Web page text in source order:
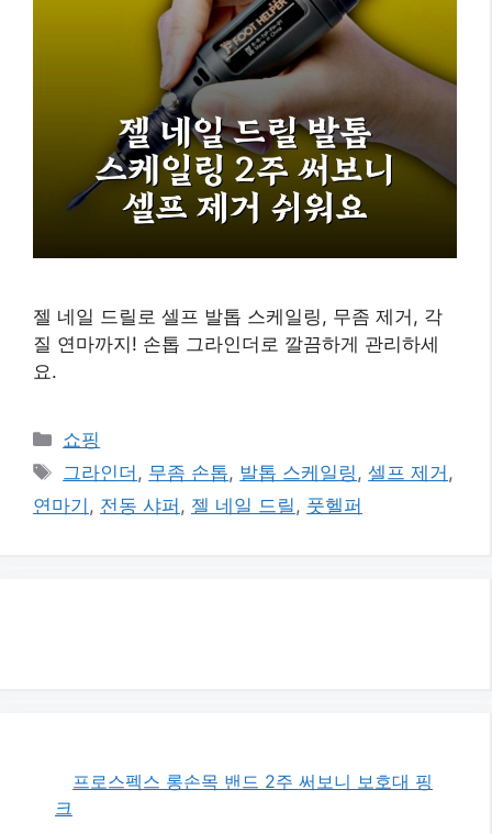
젤 네일 드릴로 셀프 발톱 스케일링, 무좀 제거, 각
질 연마까지! 손톱 그라인더로 깔끔하게 관리하세
요.
카
테
리
쇼핑
태
그
그라인더 , 무좀 손톱, 발톱 스케일링 ,셀프 제거 ,
연마기 , 전동 샤퍼 , 젤 네일 드릴 , 풋헬퍼
프로스펙스 롱손목 밴드 2주 써보니 보호대 핑
크